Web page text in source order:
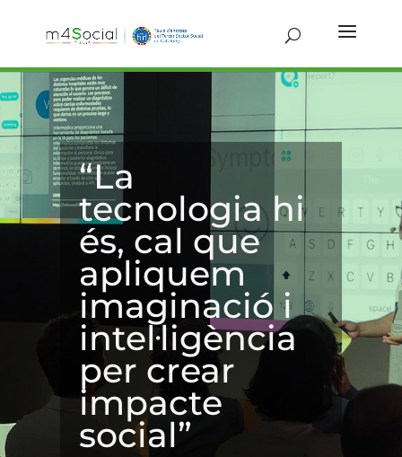
“La
tecnologia hi
és, cal que
apliquem
imaginació i
intel·ligència
per crear
impacte
social”